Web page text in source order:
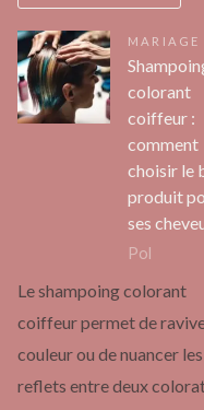
MARIAGE
colorant
coiffeur :
comment
choisir le
produit
ses
Pol
Le shampoing colorant
coiffeur permet de
couleur ou de nuancer les
reflets entre deux